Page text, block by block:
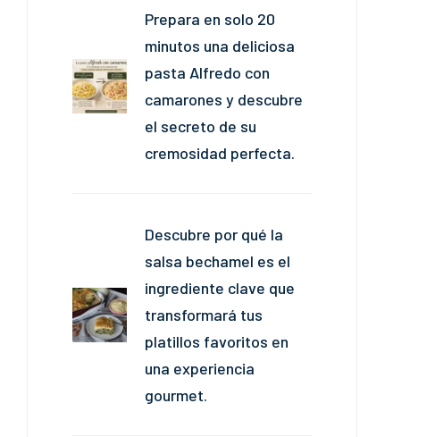
Prepara en solo 20
minutos una deliciosa
pasta Alfredo con
camarones y descubre
el secreto de su
cremosidad perfecta.
Descubre por qué la
salsa bechamel es el
ingrediente clave que
transformará tus
platillos favoritos en
una experiencia
gourmet.